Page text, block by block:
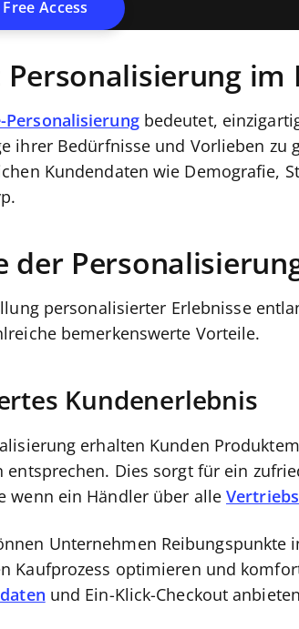
Personalisierung im
Personalisierungbedeutet,
ihrer Bedürfnisse und Vorlieben zu
Kundendaten wie Demografie,
der
personalisierter Erlebnisse
bemerkenswerte Vorteile.
Kundenerlebnis
erhalten Kunden
entsprechen. Dies sorgt für ein
wenn ein Händler über alle
Unternehmen Reibungspunkte
Kaufprozess optimieren und
und Ein-Klick-Checkout